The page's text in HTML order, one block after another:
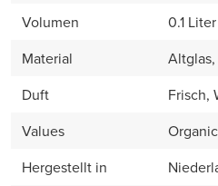
Volumen
0.1 Liter
Material
Altglas,
Duft
Frisch,
Values
Organic
Hergestellt in